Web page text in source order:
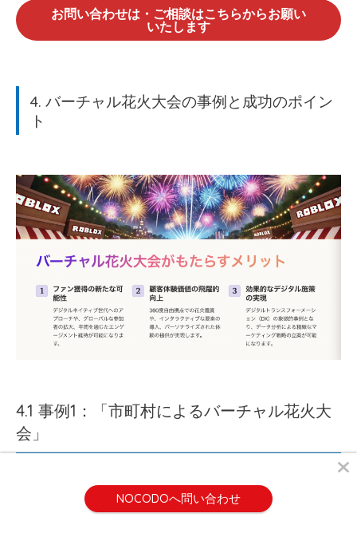
お問い合わせは・ご相談はこちらからお願い
いたします
4. バーチャル花火大会の事例と成功のポイン
ト
4.1 事例1：「市町村によるバーチャル花火大
会」
○○市が主催したバーチャル花火大会では、以下の特徴的な取
NOCODOへ問い合わせ